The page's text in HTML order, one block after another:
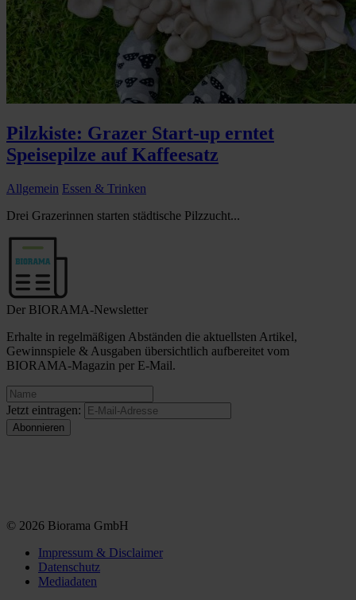
Pilzkiste: Grazer Start-up erntet
Speisepilze auf Kaffeesatz
Allgemein Essen & Trinken
Drei Grazerinnen starten städtische Pilzzucht...
Der BIORAMA-Newsletter
Erhalte in regelmäßigen Abständen die aktuellsten Artikel,
Gewinnspiele & Ausgaben übersichtlich aufbereitet vom
BIORAMA-Magazin per E-Mail.
Jetzt eintragen:
© 2026 Biorama GmbH
Impressum & Disclaimer
Datenschutz
Mediadaten